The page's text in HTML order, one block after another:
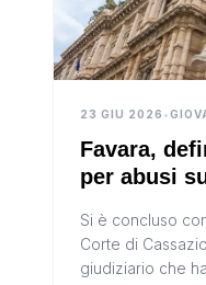
23 GIU 2026 •
Favara,
per abusi
trasferito
Si è concluso
Corte di
giudiziario che